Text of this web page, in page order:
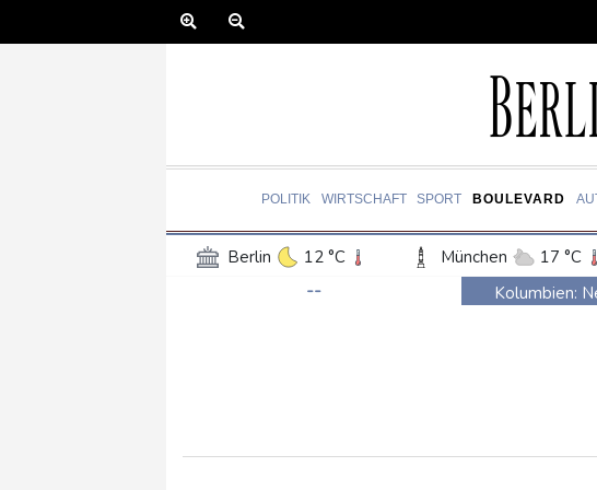
POLITIK WIRTSCHAFT SPORT BOULEVARD
Berlin 12 °C München 17 °C
Frankfurt am Main
Potsdam
--
Kolumbien:
Trump
Abholzung
Frei: Über
US-Senat